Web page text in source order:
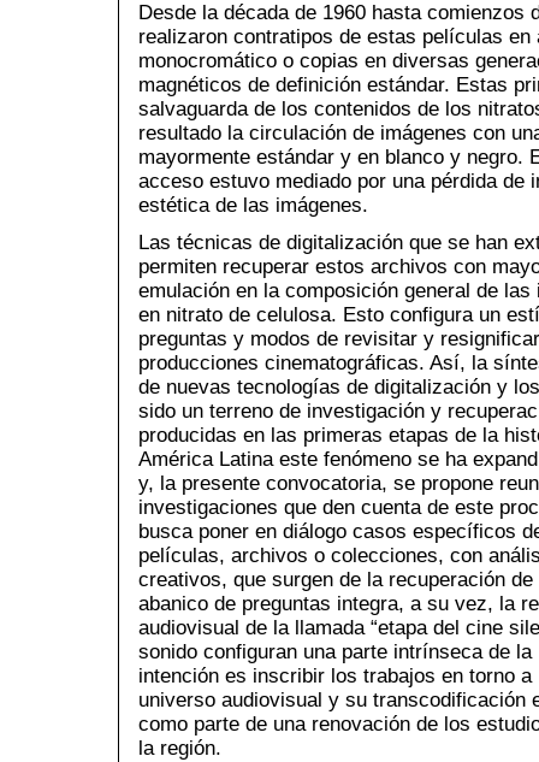
Desde la década de 1960 hasta comienzos
realizaron contratipos de estas películas en
monocromático o copias en diversas
magnéticos de definición estándar. Estas
salvaguarda de los contenidos de los
resultado la circulación de imágenes con
mayormente estándar y en blanco y negro.
acceso estuvo mediado por una pérdida de
estética de las imágenes.
Las técnicas de digitalización que se han
permiten recuperar estos archivos con
emulación en la composición general de las
en nitrato de celulosa. Esto configura un
preguntas y modos de revisitar y
producciones cinematográficas. Así, la
de nuevas tecnologías de digitalización y
sido un terreno de investigación y
producidas en las primeras etapas de la
América Latina este fenómeno se ha
y, la presente convocatoria, se propone
investigaciones que den cuenta de este
busca poner en diálogo casos específicos
películas, archivos o colecciones, con
creativos, que surgen de la recuperación
abanico de preguntas integra, a su vez, la
audiovisual de la llamada “etapa del cine
sonido configuran una parte intrínseca de
intención es inscribir los trabajos en torno
universo audiovisual y su transcodificación
como parte de una renovación de los
la región.